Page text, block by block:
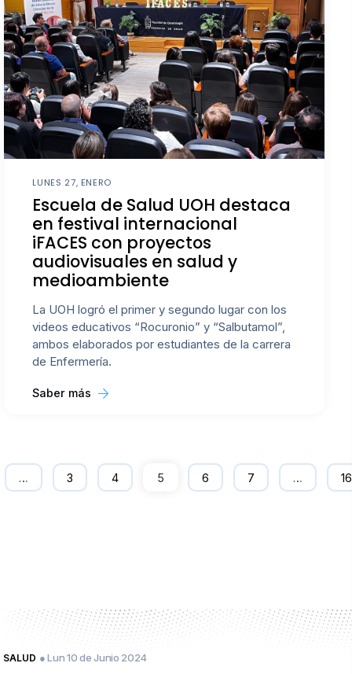
LUNES 27, ENERO
Escuela de Salud UOH destaca
en festival internacional
iFACES con proyectos
audiovisuales en salud y
medioambiente
La UOH logró el primer y segundo lugar con los
videos educativos “Rocuronio” y “Salbutamol”,
ambos elaborados por estudiantes de la carrera
de Enfermería.
Saber más
… 3 4 5 6 7 … 16
SALUD ● Lun 10 de Junio 2024